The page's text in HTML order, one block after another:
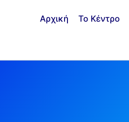
Αρχική Το Κέντρο